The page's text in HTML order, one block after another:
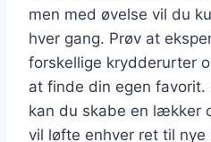
men med øvelse vil du
hver gang. Prøv at
forskellige krydderurter
at finde din egen
kan du skabe en lækker
vil løfte enhver ret til nye